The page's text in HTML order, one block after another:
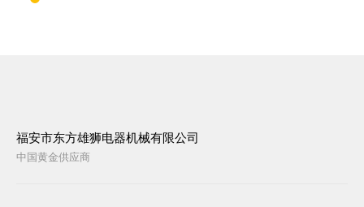
福安市东方雄狮电器机械有限公司
中国黄金供应商